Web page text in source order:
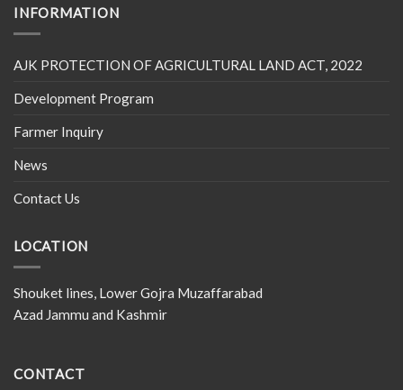
INFORMATION
AJK PROTECTION OF AGRICULTURAL LAND ACT, 2022
Development Program
Farmer Inquiry
News
Contact Us
LOCATION
Shouket lines, Lower Gojra Muzaffarabad
Azad Jammu and Kashmir
CONTACT